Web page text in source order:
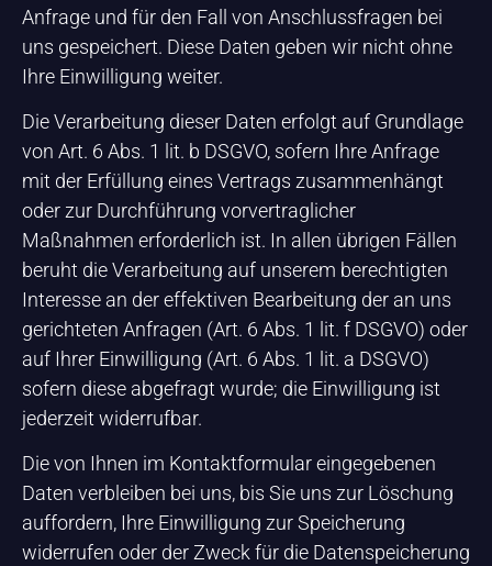
Anfrage und für den Fall von Anschlussfragen bei
uns gespeichert. Diese Daten geben wir nicht ohne
Ihre Einwilligung weiter.
Die Verarbeitung dieser Daten erfolgt auf Grundlage
von Art. 6 Abs. 1 lit. b DSGVO, sofern Ihre Anfrage
mit der Erfüllung eines Vertrags zusammenhängt
oder zur Durchführung vorvertraglicher
Maßnahmen erforderlich ist. In allen übrigen Fällen
beruht die Verarbeitung auf unserem berechtigten
Interesse an der effektiven Bearbeitung der an uns
gerichteten Anfragen (Art. 6 Abs. 1 lit. f DSGVO) oder
auf Ihrer Einwilligung (Art. 6 Abs. 1 lit. a DSGVO)
sofern diese abgefragt wurde; die Einwilligung ist
jederzeit widerrufbar.
Die von Ihnen im Kontaktformular eingegebenen
Daten verbleiben bei uns, bis Sie uns zur Löschung
auffordern, Ihre Einwilligung zur Speicherung
widerrufen oder der Zweck für die Datenspeicherung